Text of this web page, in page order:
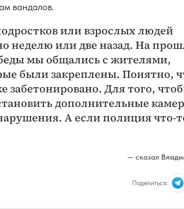
вандалов.
или взрослых людей
неделю или две назад. На
мы общались с жителями,
были закреплены. Понятно,
забетонировано. Для того,
дополнительные
А если полиция что-
— сказал
Поделиться: